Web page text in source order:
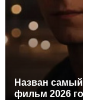
Назван самый
фильм 2026